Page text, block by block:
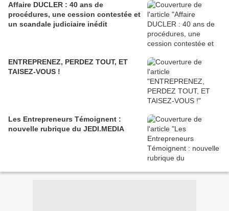
Affaire DUCLER : 40 ans de
procédures, une cession contestée et
un scandale judiciaire inédit
ENTREPRENEZ, PERDEZ TOUT, ET
TAISEZ-VOUS !
Les Entrepreneurs Témoignent :
nouvelle rubrique du JEDI.MEDIA